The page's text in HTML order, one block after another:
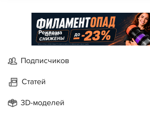
Реклама
Подписчиков
Статей
3D-моделей